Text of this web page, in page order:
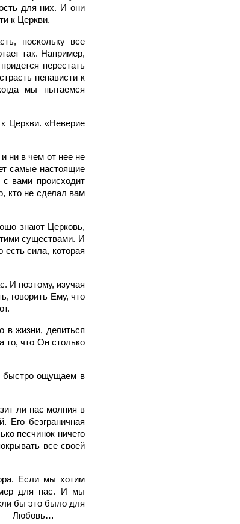
для них. И они
к Церкви.
поскольку все
так. Например,
перестать
ненависти к
мы пытаемся
Церкви. «Неверие
ни в чем от нее не
самые настоящие
вами происходит
кто не сделал вам
знают Церковь,
существами. И
сила, которая
И поэтому, изучая
говорить Ему, что
в жизни, делиться
то, что Он столько
быстро ощущаем в
ли нас молния в
безграничная
песчинок ничего
все своей
Если мы хотим
для нас. И мы
бы это было для
— Любовь…